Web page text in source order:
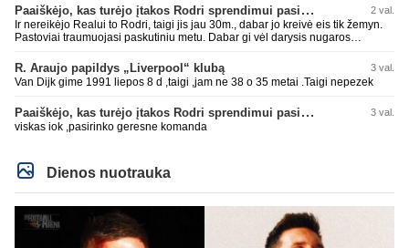
Paaiškėjo, kas turėjo įtakos Rodri sprendimui pasirinkti Barselonos pusę 2 val.
Ir nereikėjo Realui to Rodri, taigi jis jau 30m., dabar jo kreivė eis tik žemyn.
Pastoviai traumuojasi paskutiniu metu. Dabar gi vėl darysis nugaros
Real turi ir geresnių opcijų, Mauras viską sustatys į vietas. Jeigu jis iš tikro
būtų buvęs reikalingas, Perezas būtų ir pasiėmęs seniai. Beja ir ManCity, ne
šiaip sau paleidžia jį. Sėkmės jam Barcoje, galės su savo korešais iš
R. Araujo papildys „Liverpool“ klubą 3 val.
Van Dijk gime 1991 liepos 8 d ,taigi ,jam ne 38 o 35 metai .Taigi nepezek
Paaiškėjo, kas turėjo įtakos Rodri sprendimui pasirinkti Barselonos pusę 3 val.
viskas iok ,pasirinko geresne komanda
Dienos nuotrauka